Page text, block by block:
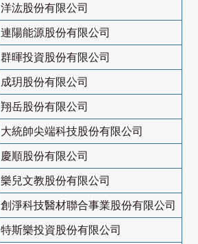
洋汯股份有限公司
連陽能源股份有限公司
群暉投資股份有限公司
成玥股份有限公司
翔岳股份有限公司
大統帥尖端科技股份有限公司
慶順股份有限公司
樂兒文教股份有限公司
創淨科技醫材聯合事業股份有限公司
特斯樂投資股份有限公司